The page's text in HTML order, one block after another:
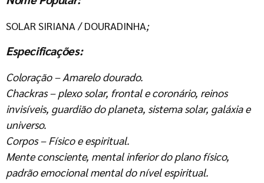
SOLAR SIRIANA / DOURADINHA;
Especificações:
Coloração – Amarelo dourado.
Chackras – plexo solar, frontal e coronário, reinos
invisíveis, guardião do planeta, sistema solar, galáxia e
universo.
Corpos – Físico e espiritual.
Mente consciente, mental inferior do plano físico,
padrão emocional mental do nível espiritual.